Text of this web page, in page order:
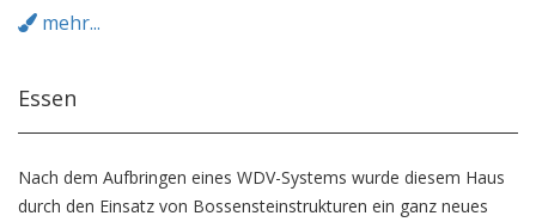
mehr...
Essen
Nach dem Aufbringen eines WDV-Systems wurde diesem Haus
durch den Einsatz von Bossensteinstrukturen ein ganz neues